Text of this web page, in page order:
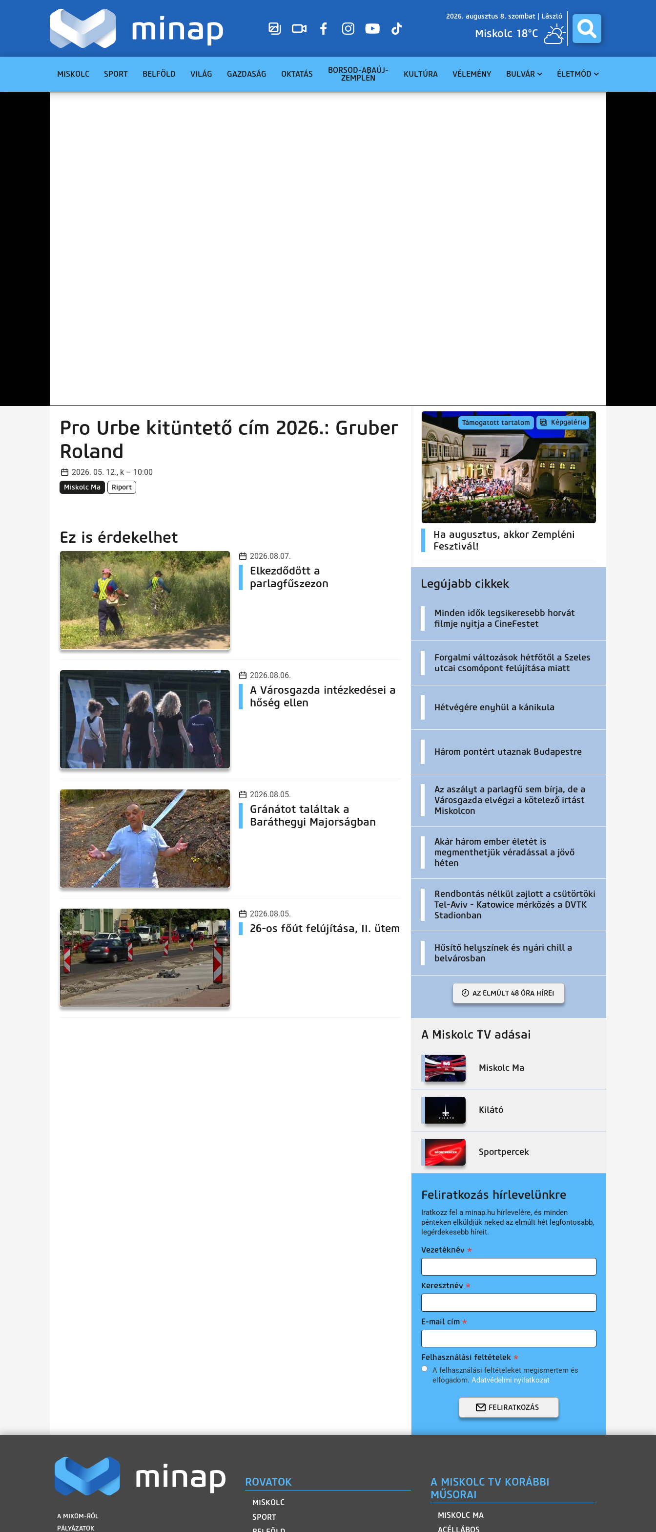
2026. augusztus 8. szombat | László
Miskolc 18°C
MISKOLC SPORT BELFÖLD VILÁG GAZDASÁG OKTATÁS
BORSOD-ABAÚJ-
ZEMPLÉN
KULTÚRA VÉLEMÉNY BULVÁR
BALESET
ÉLETMÓD
GASZTRO
Pro Urbe kitüntető cím 2026.: Gruber
Roland
2026. 05. 12., k – 10:00
Miskolc Ma Riport
Ez is érdekelhet
2026.08.07.
Elkezdődött a
parlagfűszezon
2026.08.06.
A Városgazda intézkedései a
hőség ellen
2026.08.05.
Gránátot találtak a
Baráthegyi Majorságban
2026.08.05.
26-os főút felújítása, II. ütem
Támogatott tartalom Képgaléria
Ha augusztus, akkor Zempléni
Fesztivál!
Legújabb cikkek
Minden idők legsikeresebb horvát
filmje nyitja a CineFestet
Forgalmi változások hétfőtől a Szeles
utcai csomópont felújítása miatt
Hétvégére enyhül a kánikula
Három pontért utaznak Budapestre
Az aszályt a parlagfű sem bírja, de a
Városgazda elvégzi a kötelező irtást
Miskolcon
Akár három ember életét is
megmenthetjük véradással a jövő
héten
Rendbontás nélkül zajlott a csütörtöki
Tel-Aviv - Katowice mérkőzés a DVTK
Stadionban
Hűsítő helyszínek és nyári chill a
belvárosban
AZ ELMÚLT 48 ÓRA HÍREI
A Miskolc TV adásai
Miskolc Ma
Kilátó
Sportpercek
Feliratkozás hírlevelünkre
Iratkozz fel a minap.hu hírlevelére, és minden
pénteken elküldjük neked az elmúlt hét legfontosabb,
legérdekesebb híreit.
Vezetéknév
Keresztnév
E-mail cím
Felhasználási feltételek
A felhasználási feltételeket megismertem és
elfogadom. Adatvédelmi nyilatkozat
FELIRATKOZÁS
LÁBLÉC
A MIKOM-RÓL
PÁLYÁZATOK
ROVATOK
MISKOLC
SPORT
A MISKOLC TV KORÁBBI
MŰSORAI
MISKOLC MA
ACÉLLÁBOS